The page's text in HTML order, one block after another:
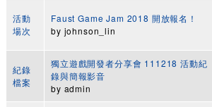
活動
場次
Faust Game Jam 2018 開放報名！
by johnson_lin
紀錄
檔案
獨立遊戲開發者分享會 111218 活動紀
錄與簡報影音
by admin